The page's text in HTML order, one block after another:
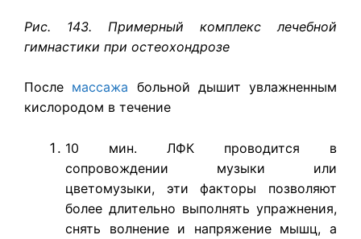
Рис. 143. Примерный комплекс лечебной
гимнастики при остеохондрозе
После массажа больной дышит увлажненным
кислородом в течение
10 мин. ЛФК проводится в
сопровождении музыки или
цветомузыки, эти факторы позволяют
более длительно выполнять упражнения,
снять волнение и напряжение мышц, а